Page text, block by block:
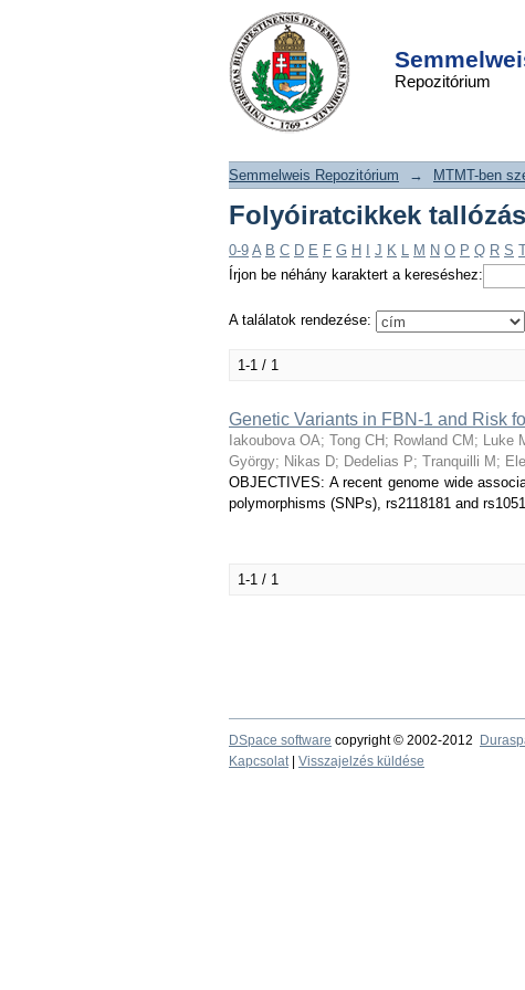
Repozitórium
Folyóiratcikkek
szerint "Iakoubova OA"
DSpace/Manakin Repository
Semmelweis Repozitórium → MTMT-ben
Folyóiratcikkek
0-9 A B C D E F G H J K L M N O P Q R S
Írjon be néhány karaktert a kereséshez:
A találatok rendezése:
1-1 / 1
Genetic Variants in FBN-1 and Risk
Iakoubova OA; Tong CH ; Rowland CM ; Luke
György; Nikas D; Dedelias P; Tranquilli M ;
OBJECTIVES: A recent genome wide
polymorphisms (SNPs), rs2118181 and
1-1 / 1
DSpace software copyright © 2002-2012
Kapcsolat| Visszajelzés küldése